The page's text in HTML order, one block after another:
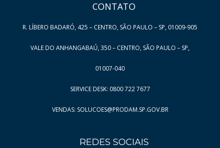
CONTATO
R. LÍBERO BADARÓ, 425 – CENTRO, SÃO PAULO – SP, 01009-905
VALE DO ANHANGABAÚ, 350 – CENTRO, SÃO PAULO – SP,
01007-040
SERVICE DESK: 0800 722 7677
VENDAS: SOLUCOES@PRODAM.SP.GOV.BR
REDES SOCIAIS